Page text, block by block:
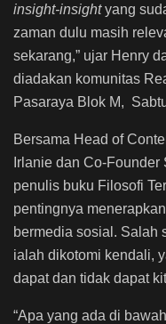
insight-insightyang
zaman dulu masih
sekarang,” ujar Henry
diadakan komunitas
Pasaraya Blok M,
Bersama Head of
Irlanie dan Co-
penulis buku Filosofi
pentingnya
bermedia sosial. Salah
ialah dikotomi kendali,
dapat dan tidak dapat
“Apa yang ada di